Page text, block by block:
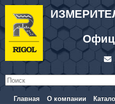
Главная О компании